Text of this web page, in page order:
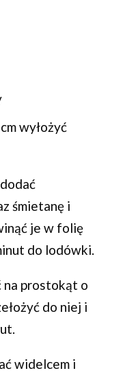
wyłożyć
śmietanę i
je w folię
do lodówki.
na prostokąt o
do niej i
widelcem i